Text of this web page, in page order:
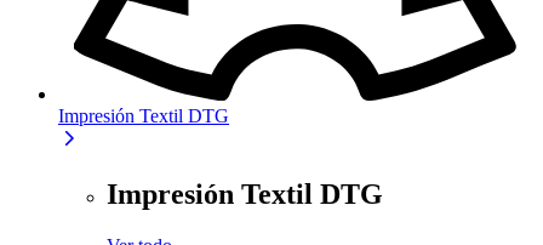
Impresión Textil DTG
Impresión Textil DTG